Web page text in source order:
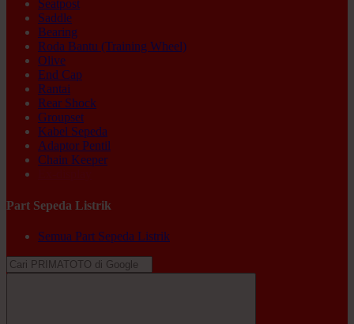
Seatpost
Saddle
Bearing
Roda Bantu (Training Wheel)
Olive
End Cap
Rantai
Rear Shock
Groupset
Kabel Sepeda
Adaptor Pentil
Chain Keeper
Part Sepeda Listrik
Semua Part Sepeda Listrik